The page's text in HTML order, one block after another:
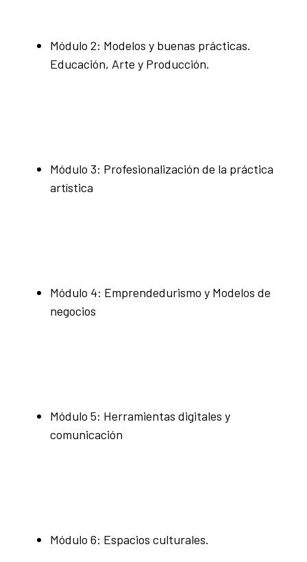
Módulo 2: Modelos y buenas prácticas.
Educación, Arte y Producción.
Módulo 3: Profesionalización de la práctica
artística
Módulo 4: Emprendedurismo y Modelos de
negocios
Módulo 5: Herramientas digitales y
comunicación
Módulo 6: Espacios culturales.